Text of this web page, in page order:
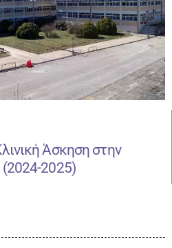
Άσκηση στην
2025)